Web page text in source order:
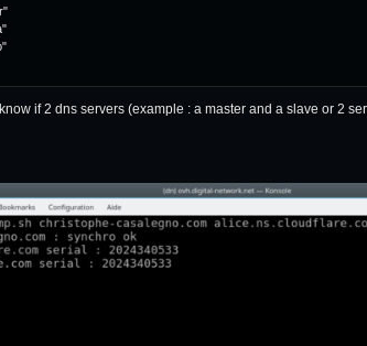
if 2 dns servers (example : a master and a slave or 2